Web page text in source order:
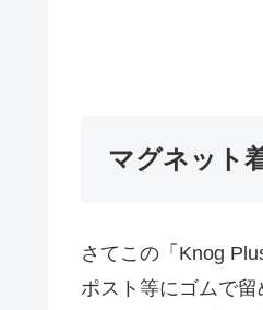
マグネット
さてこの「Knog
ポスト等にゴムで